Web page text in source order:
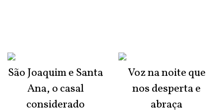
São Joaquim e Santa
Ana, o casal
considerado
Voz na noite que
nos desperta e
abraça